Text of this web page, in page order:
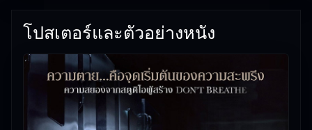
โปสเตอร์และตัวอย่างหนัง